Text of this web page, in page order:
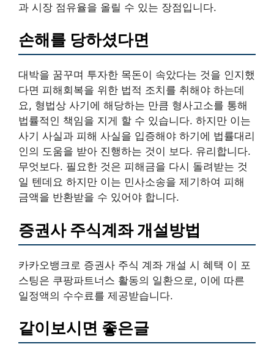
과 시장 점유율을 올릴 수 있는 장점입니다.
손해를 당하셨다면
대박을 꿈꾸며 투자한 목돈이 속았다는 것을 인지했
다면 피해회복을 위한 법적 조치를 취해야 하는데
요, 형법상 사기에 해당하는 만큼 형사고소를 통해
법률적인 책임을 지게 할 수 있습니다. 하지만 이는
사기 사실과 피해 사실을 입증해야 하기에 법률대리
인의 도움을 받아 진행하는 것이 보다. 유리합니다.
무엇보다. 필요한 것은 피해금을 다시 돌려받는 것
일 텐데요 하지만 이는 민사소송을 제기하여 피해
금액을 반환받을 수 있어야 합니다.
증권사 주식계좌 개설방법
카카오뱅크로 증권사 주식 계좌 개설 시 혜택 이 포
스팅은 쿠팡파트너스 활동의 일환으로, 이에 따른
일정액의 수수료를 제공받습니다.
같이보시면 좋은글